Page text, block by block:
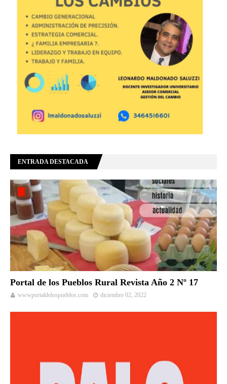
ENTRADA DESTACADA
Portal de los Pueblos Rural Revista Año 2 Nº 17
wwwportaldelospueblos.com diciembre 02, 2022